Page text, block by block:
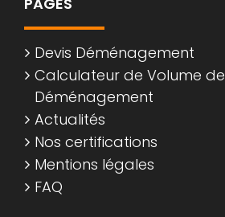
Devis Déménagement
Calculateur de Volume de
Déménagement
Actualités
Nos certifications
Mentions légales
FAQ